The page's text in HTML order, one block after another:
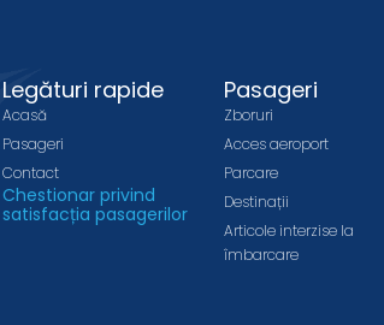
Legături rapide
Acasă
Pasageri
Contact
Chestionar privind
satisfacția pasagerilor
Pasageri
Zboruri
Acces aeroport
Parcare
Destinații
Articole interzise la
îmbarcare